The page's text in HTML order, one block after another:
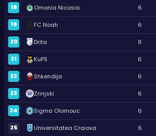
18 Omonia Nicosia 6
19 FC Noah 6
20 Drita 6
21 KuPS 6
22 Shkendija 6
23 Zrinjski 6
24 Sigma Olomouc 6
25 Universitatea Craiova 6